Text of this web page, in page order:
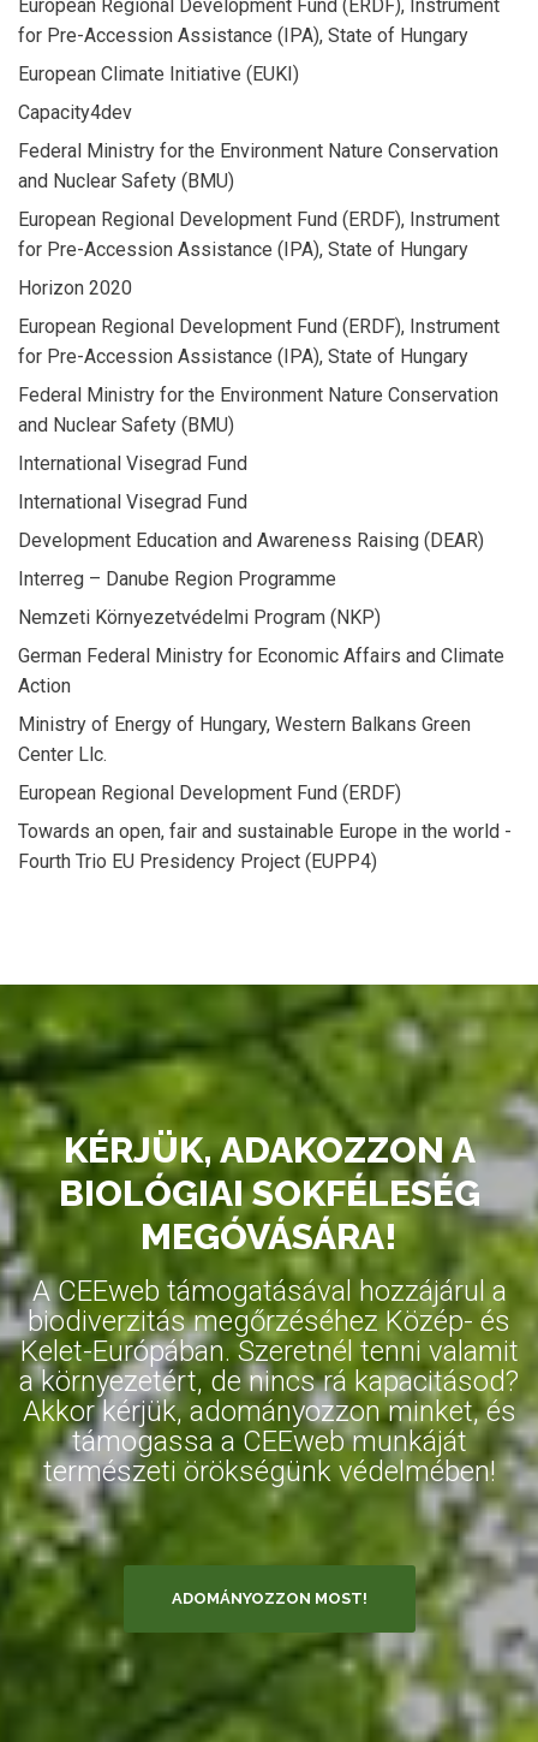
European Regional Development Fund (ERDF), Instrument
for Pre-Accession Assistance (IPA), State of Hungary
European Climate Initiative (EUKI)
Capacity4dev
Federal Ministry for the Environment Nature Conservation
and Nuclear Safety (BMU)
European Regional Development Fund (ERDF), Instrument
for Pre-Accession Assistance (IPA), State of Hungary
Horizon 2020
European Regional Development Fund (ERDF), Instrument
for Pre-Accession Assistance (IPA), State of Hungary
Federal Ministry for the Environment Nature Conservation
and Nuclear Safety (BMU)
International Visegrad Fund
International Visegrad Fund
Development Education and Awareness Raising (DEAR)
Interreg – Danube Region Programme
Nemzeti Környezetvédelmi Program (NKP)
German Federal Ministry for Economic Affairs and Climate
Action
Ministry of Energy of Hungary, Western Balkans Green
Center Llc.
European Regional Development Fund (ERDF)
Towards an open, fair and sustainable Europe in the world -
Fourth Trio EU Presidency Project (EUPP4)
KÉRJÜK, ADAKOZZON A
BIOLÓGIAI SOKFÉLESÉG
MEGÓVÁSÁRA!
A CEEweb támogatásával hozzájárul a
biodiverzitás megőrzéséhez Közép- és
Kelet-Európában. Szeretnél tenni valamit
a környezetért, de nincs rá kapacitásod?
Akkor kérjük, adományozzon minket, és
támogassa a CEEweb munkáját
természeti örökségünk védelmében!
ADOMÁNYOZZON MOST!